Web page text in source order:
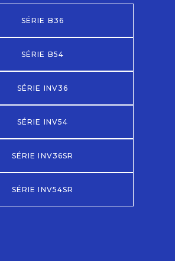
SÉRIE B36
SÉRIE B54
SÉRIE INV36
SÉRIE INV54
SÉRIE INV36SR
SÉRIE INV54SR